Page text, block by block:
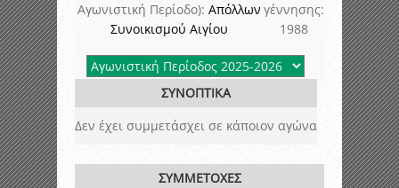
Αγωνιστική Περίοδο): Απόλλων
Συνοικισμού Αιγίου
γέννησης:
1988
ΣΥΝΟΠΤΙΚΑ
Δεν έχει συμμετάσχει σε κάποιον αγώνα
ΣΥΜΜΕΤΟΧΕΣ